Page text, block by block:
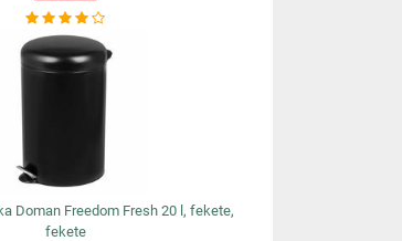
Doman Freedom Fresh 20 l, fekete,
fekete